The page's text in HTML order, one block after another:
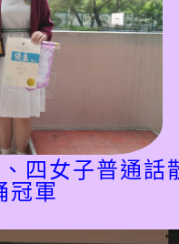
四女子普通話
冠軍